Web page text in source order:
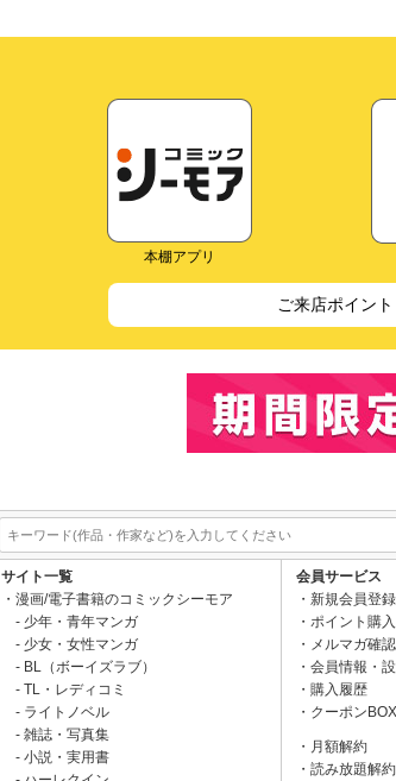
本棚アプリ
ご来店ポイント
サイト一覧
漫画/電子書籍のコミックシーモア
少年・青年マンガ
少女・女性マンガ
BL（ボーイズラブ）
TL・レディコミ
ライトノベル
雑誌・写真集
小説・実用書
会員サービス
新規会員登録
ポイント購入
メルマガ確
会員情報・
購入履歴
クーポンBOX
月額解約
読み放題解約